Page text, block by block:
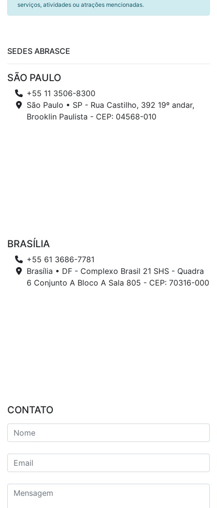
serviços, atividades ou atrações mencionadas.
SEDES ABRASCE
SÃO PAULO
+55 11 3506-8300
São Paulo • SP - Rua Castilho, 392 19º andar,
Brooklin Paulista - CEP: 04568-010
BRASÍLIA
+55 61 3686-7781
Brasília • DF - Complexo Brasil 21 SHS - Quadra
6 Conjunto A Bloco A Sala 805 - CEP: 70316-000
CONTATO